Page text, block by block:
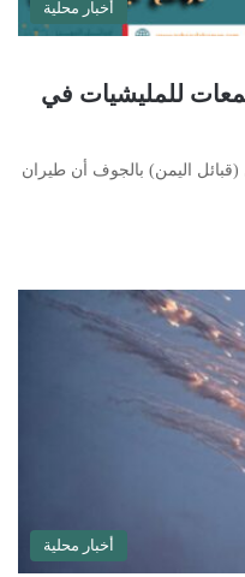
أخبار محلية
للمليشيات في
اليمن) بالجوف أن طيران
أخبار محلية